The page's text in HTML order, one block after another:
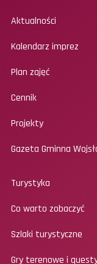
Aktualności
Kalendarz imprez
Plan zajęć
Cennik
Projekty
Gazeta Gminna
Turystyka
Co warto zobaczyć
Szlaki turystyczne
Gry terenowe i